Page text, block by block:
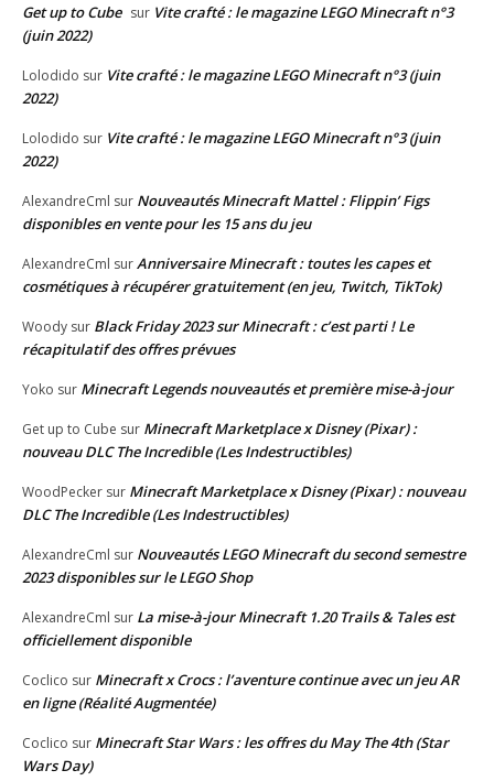
Get up to Cube sur Vite crafté : le magazine LEGO Minecraft n°3
(juin 2022)
Lolodido sur Vite crafté : le magazine LEGO Minecraft n°3 (juin
2022)
Lolodido sur Vite crafté : le magazine LEGO Minecraft n°3 (juin
2022)
AlexandreCml sur Nouveautés Minecraft Mattel : Flippin’ Figs
disponibles en vente pour les 15 ans du jeu
AlexandreCml surAnniversaire Minecraft : toutes les capes et
cosmétiques à récupérer gratuitement (en jeu, Twitch, TikTok)
Woody sur Black Friday 2023 sur Minecraft : c’est parti ! Le
récapitulatif des offres prévues
Yoko sur Minecraft Legends nouveautés et première mise-à-jour
Get up to Cube sur Minecraft Marketplace x Disney (Pixar) :
nouveau DLC The Incredible (Les Indestructibles)
WoodPecker sur Minecraft Marketplace x Disney (Pixar) : nouveau
DLC The Incredible (Les Indestructibles)
AlexandreCml sur Nouveautés LEGO Minecraft du second semestre
2023 disponibles sur le LEGO Shop
AlexandreCml sur La mise-à-jour Minecraft 1.20 Trails & Tales est
officiellement disponible
Coclico sur Minecraft x Crocs : l’aventure continue avec un jeu AR
en ligne (Réalité Augmentée)
Coclico sur Minecraft Star Wars : les offres du May The 4th (Star
Wars Day)